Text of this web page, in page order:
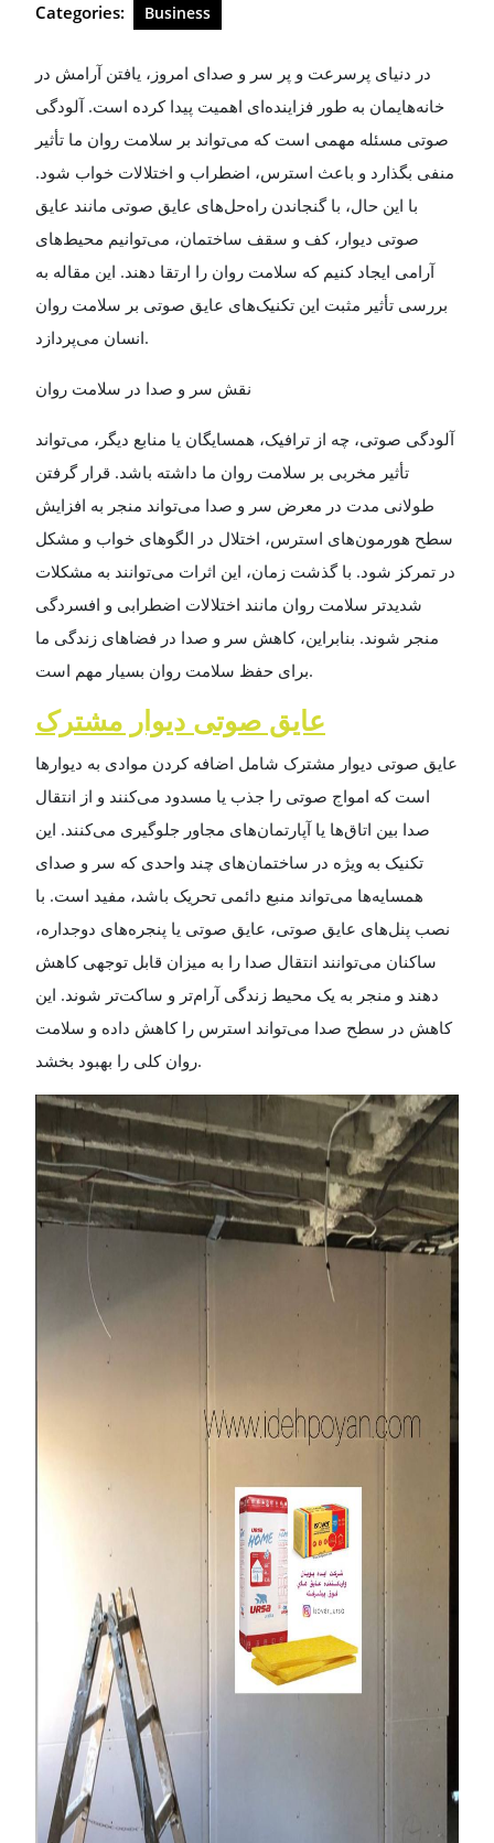
Categories: Business
در دنیای پرسرعت و پر سر و صدای امروز، یافتن آرامش در
خانه‌هایمان به طور فزاینده‌ای اهمیت پیدا کرده است. آلودگی
صوتی مسئله مهمی است که می‌تواند بر سلامت روان ما تأثیر
منفی بگذارد و باعث استرس، اضطراب و اختلالات خواب شود.
با این حال، با گنجاندن راه‌حل‌های عایق صوتی مانند عایق
صوتی دیوار، کف و سقف ساختمان، می‌توانیم محیط‌های
آرامی ایجاد کنیم که سلامت روان را ارتقا دهند. این مقاله به
بررسی تأثیر مثبت این تکنیک‌های عایق صوتی بر سلامت روان
انسان می‌پردازد.
نقش سر و صدا در سلامت روان
آلودگی صوتی، چه از ترافیک، همسایگان یا منابع دیگر، می‌تواند
تأثیر مخربی بر سلامت روان ما داشته باشد. قرار گرفتن
طولانی مدت در معرض سر و صدا می‌تواند منجر به افزایش
سطح هورمون‌های استرس، اختلال در الگوهای خواب و مشکل
در تمرکز شود. با گذشت زمان، این اثرات می‌توانند به مشکلات
شدیدتر سلامت روان مانند اختلالات اضطرابی و افسردگی
منجر شوند. بنابراین، کاهش سر و صدا در فضاهای زندگی ما
برای حفظ سلامت روان بسیار مهم است.
عایق صوتی دیوار مشترک
عایق صوتی دیوار مشترک شامل اضافه کردن موادی به دیوارها
است که امواج صوتی را جذب یا مسدود می‌کنند و از انتقال
صدا بین اتاق‌ها یا آپارتمان‌های مجاور جلوگیری می‌کنند. این
تکنیک به ویژه در ساختمان‌های چند واحدی که سر و صدای
همسایه‌ها می‌تواند منبع دائمی تحریک باشد، مفید است. با
نصب پنل‌های عایق صوتی، عایق صوتی یا پنجره‌های دوجداره،
ساکنان می‌توانند انتقال صدا را به میزان قابل توجهی کاهش
دهند و منجر به یک محیط زندگی آرام‌تر و ساکت‌تر شوند. این
کاهش در سطح صدا می‌تواند استرس را کاهش داده و سلامت
روان کلی را بهبود بخشد.